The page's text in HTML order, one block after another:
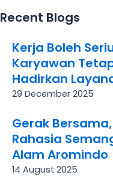
Recent Blogs
Kerja Boleh
Karyawan
Hadirkan
29 December 2025
Gerak
Rahasia
Alam Aromindo
14 August 2025